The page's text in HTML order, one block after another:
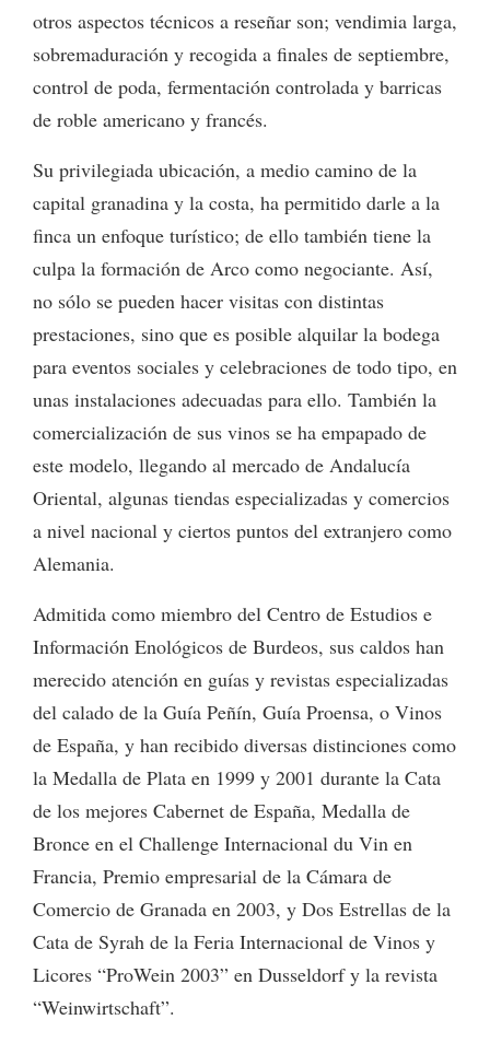
otros aspectos técnicos a reseñar son; vendimia larga,
sobremaduración y recogida a finales de septiembre,
control de poda, fermentación controlada y barricas
de roble americano y francés.
Su privilegiada ubicación, a medio camino de la
capital granadina y la costa, ha permitido darle a la
finca un enfoque turístico; de ello también tiene la
culpa la formación de Arco como negociante. Así,
no sólo se pueden hacer visitas con distintas
prestaciones, sino que es posible alquilar la bodega
para eventos sociales y celebraciones de todo tipo, en
unas instalaciones adecuadas para ello. También la
comercialización de sus vinos se ha empapado de
este modelo, llegando al mercado de Andalucía
Oriental, algunas tiendas especializadas y comercios
a nivel nacional y ciertos puntos del extranjero como
Alemania.
Admitida como miembro del Centro de Estudios e
Información Enológicos de Burdeos, sus caldos han
merecido atención en guías y revistas especializadas
del calado de la Guía Peñín, Guía Proensa, o Vinos
de España, y han recibido diversas distinciones como
la Medalla de Plata en 1999 y 2001 durante la Cata
de los mejores Cabernet de España, Medalla de
Bronce en el Challenge Internacional du Vin en
Francia, Premio empresarial de la Cámara de
Comercio de Granada en 2003, y Dos Estrellas de la
Cata de Syrah de la Feria Internacional de Vinos y
Licores “ProWein 2003” en Dusseldorf y la revista
“Weinwirtschaft”.